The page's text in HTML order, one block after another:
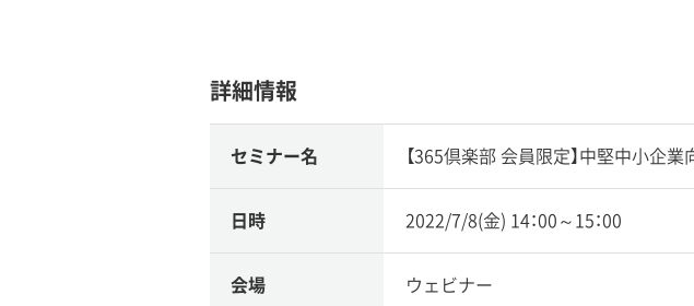
詳細情報
セミナー名 【365倶楽部 会員限定】中堅中小企
日時 2022/7/8(金) 14：00～15：00
会場 ウェビナー